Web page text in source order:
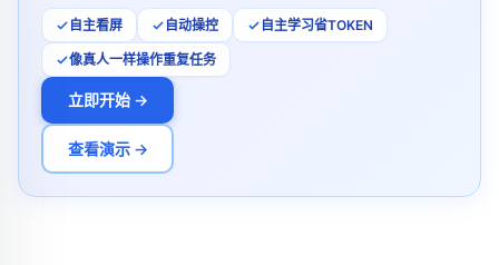
自主看屏 自动操控 自主学习省TOKEN
像真人一样操作重复任务
立即开始 →
查看演示 →